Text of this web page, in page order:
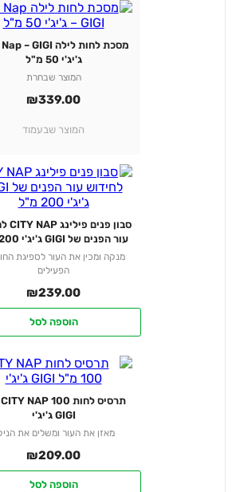
מסכת לחות לילה City Nap – GIGI
המוצר שבחרת
₪339.00
המוצר שבעמוד
סבון פנים פילינג CITY NAP לחידוש
עור הפנים של GIGI ג'יג'י 200 מ"ל
מנקה ומכין את העור לספיגת החומרים
הפעילים
₪239.00
הוספה לסל
תרסיס לחות CITY NAP 100 מ"ל
מאזן את העור ומשלים את הניקוי
₪209.00
הוספה לסל